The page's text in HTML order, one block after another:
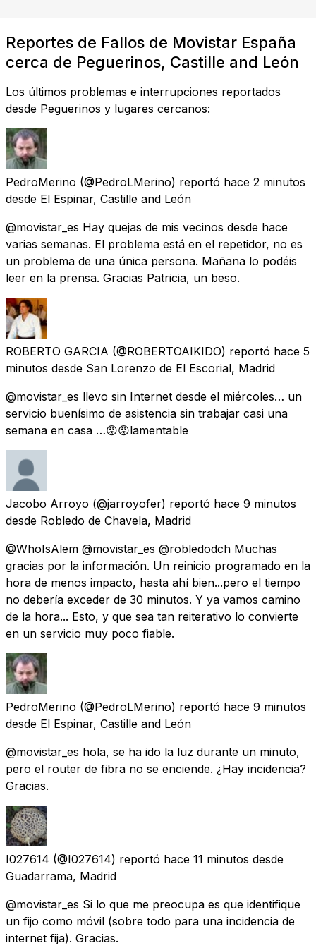
Reportes de Fallos de Movistar España
cerca de Peguerinos, Castille and León
Los últimos problemas e interrupciones reportados
desde Peguerinos y lugares cercanos:
PedroMerino (@PedroLMerino) reportó hace 2 minutos
desde El Espinar, Castille and León
@movistar_es Hay quejas de mis vecinos desde hace
varias semanas. El problema está en el repetidor, no es
un problema de una única persona. Mañana lo podéis
leer en la prensa. Gracias Patricia, un beso.
ROBERTO GARCIA (@ROBERTOAIKIDO) reportó hace 5
minutos desde San Lorenzo de El Escorial, Madrid
@movistar_es llevo sin Internet desde el miércoles… un
servicio buenísimo de asistencia sin trabajar casi una
semana en casa …😡😡lamentable
Jacobo Arroyo (@jarroyofer) reportó hace 9 minutos
desde Robledo de Chavela, Madrid
@WhoIsAlem @movistar_es @robledodch Muchas
gracias por la información. Un reinicio programado en la
hora de menos impacto, hasta ahí bien...pero el tiempo
no debería exceder de 30 minutos. Y ya vamos camino
de la hora... Esto, y que sea tan reiterativo lo convierte
en un servicio muy poco fiable.
PedroMerino (@PedroLMerino) reportó hace 9 minutos
desde El Espinar, Castille and León
@movistar_es hola, se ha ido la luz durante un minuto,
pero el router de fibra no se enciende. ¿Hay incidencia?
Gracias.
I027614 (@I027614) reportó hace 11 minutos desde
Guadarrama, Madrid
@movistar_es Si lo que me preocupa es que identifique
un fijo como móvil (sobre todo para una incidencia de
internet fija). Gracias.